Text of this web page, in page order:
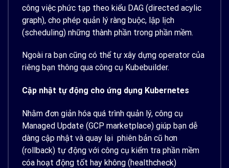
công việc phức tạp theo kiểu DAG (directed acylic
graph), cho phép quản lý ràng buộc, lập lịch
(scheduling) những thành phần trong phần mềm.
Ngoài ra bạn cũng có thể tự xây dựng operator của
riêng bạn thông qua công cụ Kubebuilder.
Cập nhật tự động cho ứng dụng Kubernetes
Nhằm đơn giản hóa quá trình quản lý, công cụ
Managed Update (GCP marketplace) giúp bạn dễ
dàng cập nhật và quay lại phiên bản cũ hơn
(rollback) tự động với công cụ kiểm tra phần mềm
cóa hoạt động tốt hay không (healthcheck)